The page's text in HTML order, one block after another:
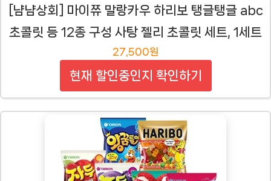
[냠냠상회] 마이쮸 말랑카우 하리보 탱글탱글 abc
초콜릿 등 12종 구성 사탕 젤리 초콜릿 세트, 1세트
27,500원
현재 할인중인지 확인하기